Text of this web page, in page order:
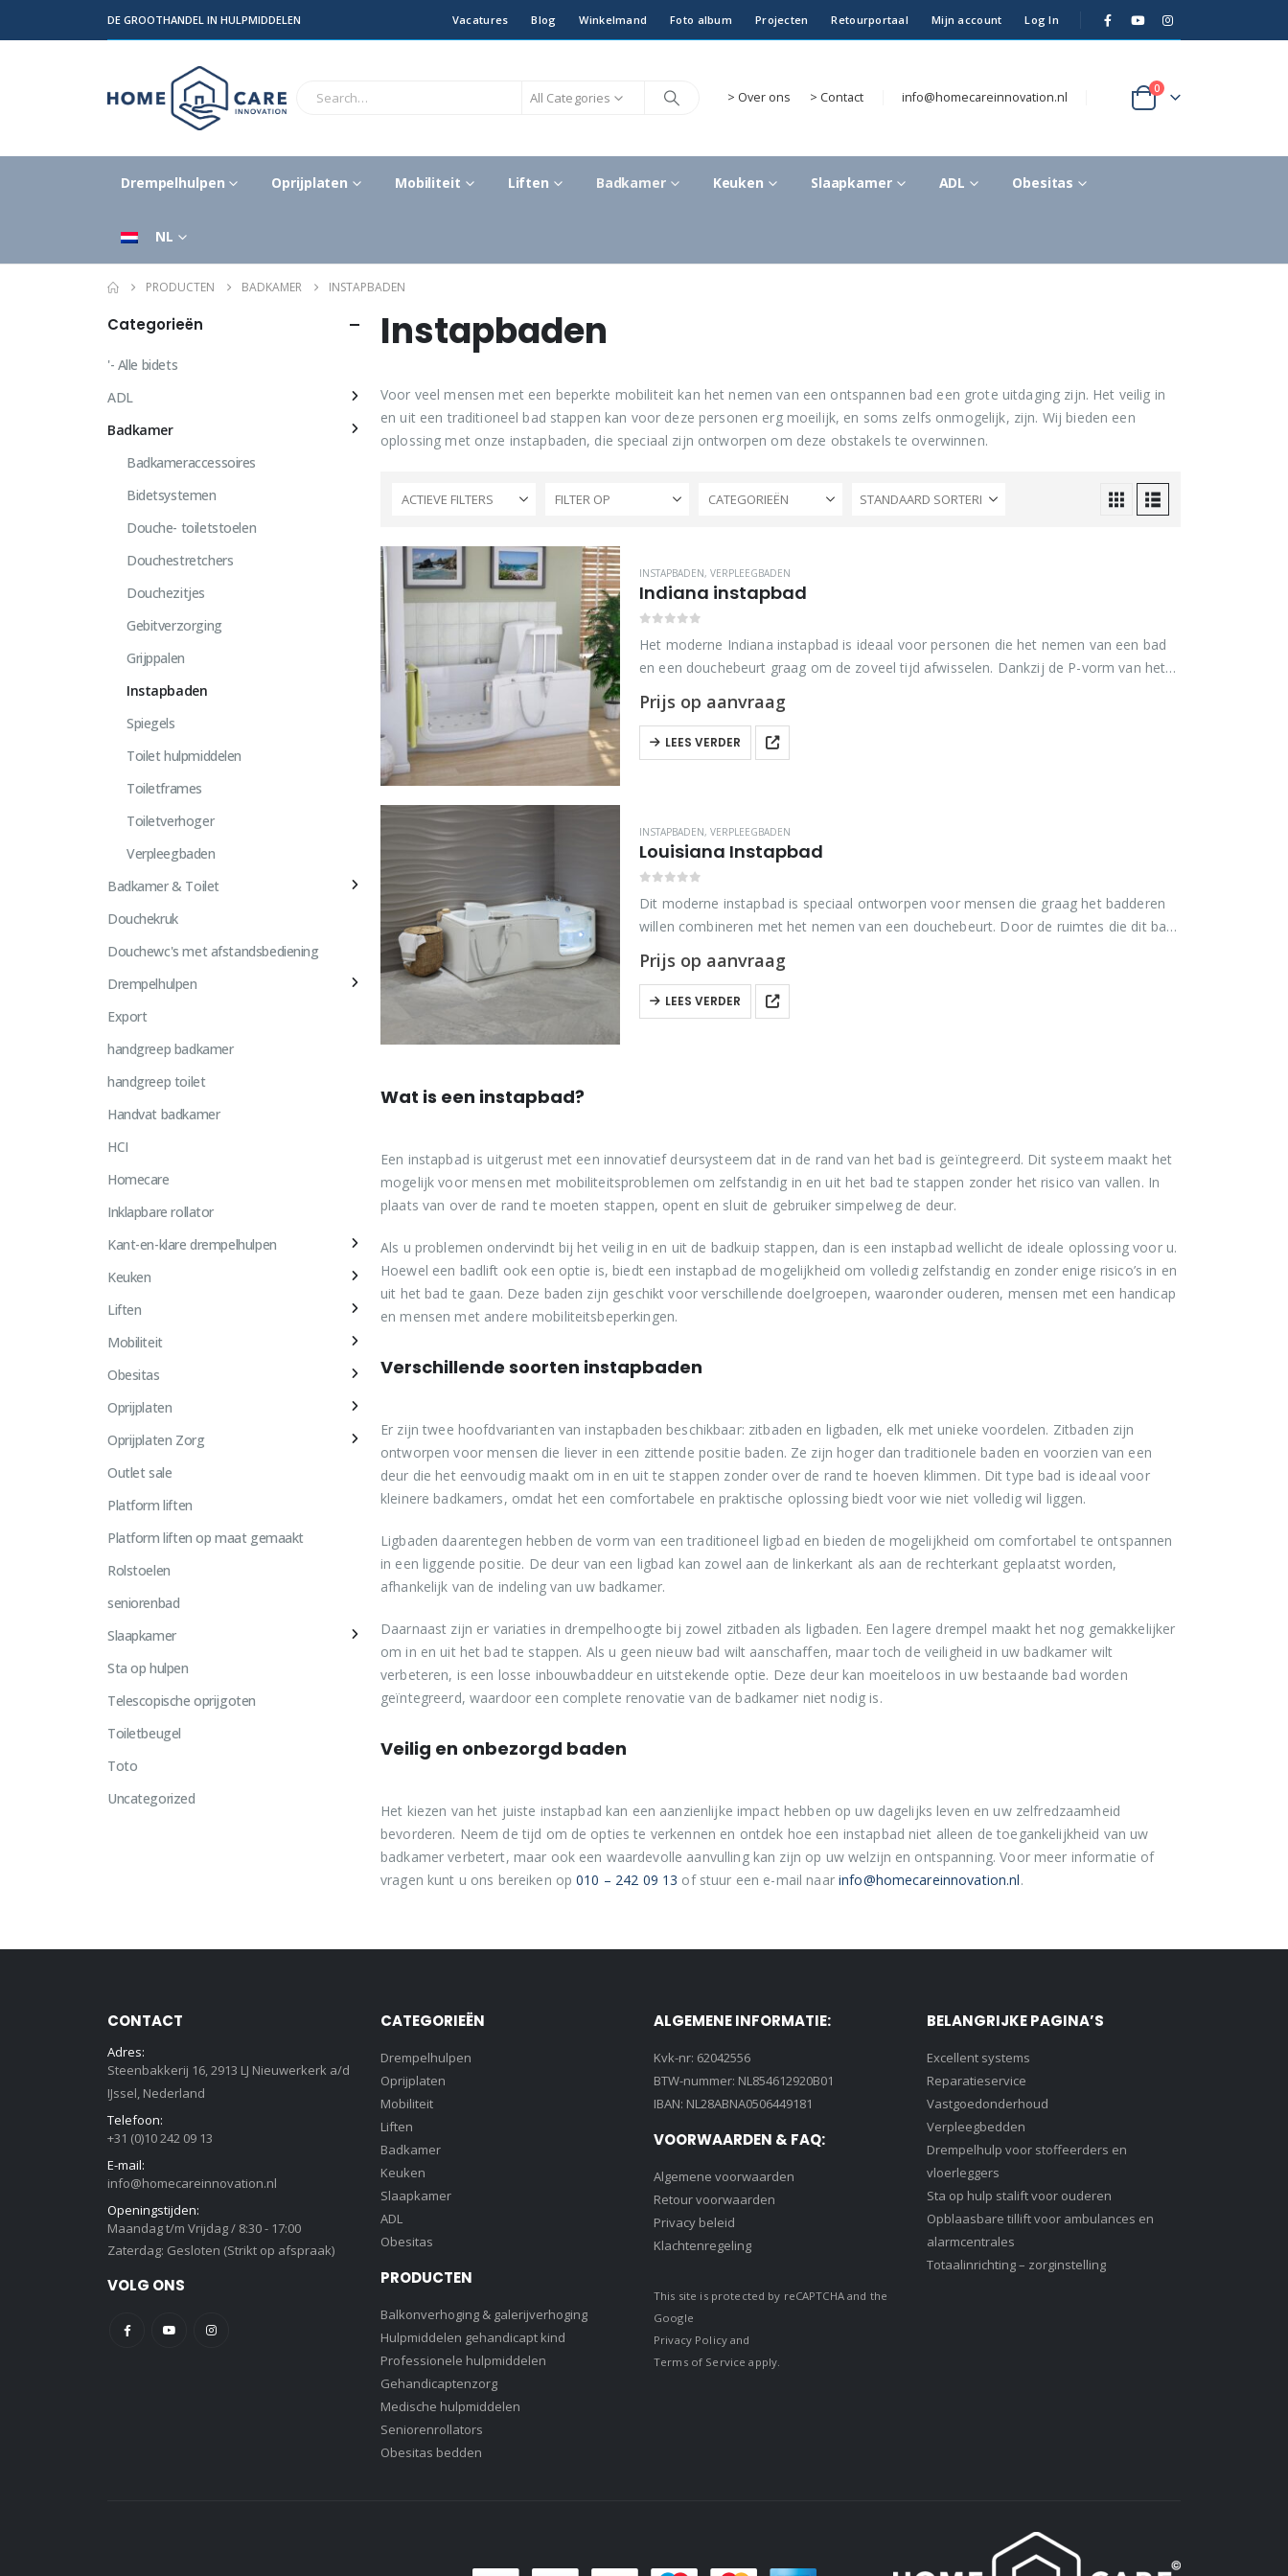
DE GROOTHANDEL IN HULPMIDDELEN Vacatures Blog Winkelmand Foto album Projecten Retourportaal Mijn account Log In
All Categories > Over ons > Contact info@homecareinnovation.nl
0
Drempelhulpen Oprijplaten Mobiliteit Liften Badkamer Keuken Slaapkamer ADL Obesitas
NL
PRODUCTEN BADKAMER INSTAPBADEN
Instapbaden
Voor veel mensen met een beperkte mobiliteit kan het nemen van een ontspannen bad een grote uitdaging zijn. Het veilig in
en uit een traditioneel bad stappen kan voor deze personen erg moeilijk, en soms zelfs onmogelijk, zijn. Wij bieden een
oplossing met onze instapbaden, die speciaal zijn ontworpen om deze obstakels te overwinnen.
ACTIEVE FILTERS FILTER OP CATEGORIEËN
INSTAPBADEN, VERPLEEGBADEN
Indiana instapbad
Het moderne Indiana instapbad is ideaal voor personen die het nemen van een bad
en een douchebeurt graag om de zoveel tijd afwisselen. Dankzij de P-vorm van het
Prijs op aanvraag
LEES VERDER
INSTAPBADEN, VERPLEEGBADEN
Louisiana Instapbad
Dit moderne instapbad is speciaal ontworpen voor mensen die graag het badderen
willen combineren met het nemen van een douchebeurt. Door de ruimtes die dit bad
Prijs op aanvraag
LEES VERDER
Wat is een instapbad?
Een instapbad is uitgerust met een innovatief deursysteem dat in de rand van het bad is geïntegreerd. Dit systeem maakt het
mogelijk voor mensen met mobiliteitsproblemen om zelfstandig in en uit het bad te stappen zonder het risico van vallen. In
plaats van over de rand te moeten stappen, opent en sluit de gebruiker simpelweg de deur.
Als u problemen ondervindt bij het veilig in en uit de badkuip stappen, dan is een instapbad wellicht de ideale oplossing voor u.
Hoewel een badlift ook een optie is, biedt een instapbad de mogelijkheid om volledig zelfstandig en zonder enige risico’s in en
uit het bad te gaan. Deze baden zijn geschikt voor verschillende doelgroepen, waaronder ouderen, mensen met een handicap
en mensen met andere mobiliteitsbeperkingen.
Verschillende soorten instapbaden
Er zijn twee hoofdvarianten van instapbaden beschikbaar: zitbaden en ligbaden, elk met unieke voordelen. Zitbaden zijn
ontworpen voor mensen die liever in een zittende positie baden. Ze zijn hoger dan traditionele baden en voorzien van een
deur die het eenvoudig maakt om in en uit te stappen zonder over de rand te hoeven klimmen. Dit type bad is ideaal voor
kleinere badkamers, omdat het een comfortabele en praktische oplossing biedt voor wie niet volledig wil liggen.
Ligbaden daarentegen hebben de vorm van een traditioneel ligbad en bieden de mogelijkheid om comfortabel te ontspannen
in een liggende positie. De deur van een ligbad kan zowel aan de linkerkant als aan de rechterkant geplaatst worden,
afhankelijk van de indeling van uw badkamer.
Daarnaast zijn er variaties in drempelhoogte bij zowel zitbaden als ligbaden. Een lagere drempel maakt het nog gemakkelijker
om in en uit het bad te stappen. Als u geen nieuw bad wilt aanschaffen, maar toch de veiligheid in uw badkamer wilt
verbeteren, is een losse inbouwbaddeur en uitstekende optie. Deze deur kan moeiteloos in uw bestaande bad worden
geïntegreerd, waardoor een complete renovatie van de badkamer niet nodig is.
Veilig en onbezorgd baden
Het kiezen van het juiste instapbad kan een aanzienlijke impact hebben op uw dagelijks leven en uw zelfredzaamheid
bevorderen. Neem de tijd om de opties te verkennen en ontdek hoe een instapbad niet alleen de toegankelijkheid van uw
badkamer verbetert, maar ook een waardevolle aanvulling kan zijn op uw welzijn en ontspanning. Voor meer informatie of
vragen kunt u ons bereiken op010 – 242 09 13 of stuur een e-mail naar info@homecareinnovation.nl.
Categorieën
'- Alle bidets
ADL
Badkamer
Badkameraccessoires
Bidetsystemen
Douche- toiletstoelen
Douchestretchers
Douchezitjes
Gebitverzorging
Grijppalen
Instapbaden
Spiegels
Toilet hulpmiddelen
Toiletframes
Toiletverhoger
Verpleegbaden
Badkamer & Toilet
Douchekruk
Douchewc's met afstandsbediening
Drempelhulpen
Export
handgreep badkamer
handgreep toilet
Handvat badkamer
HCI
Homecare
Inklapbare rollator
Kant-en-klare drempelhulpen
Keuken
Liften
Mobiliteit
Obesitas
Oprijplaten
Oprijplaten Zorg
Outlet sale
Platform liften
Platform liften op maat gemaakt
Rolstoelen
seniorenbad
Slaapkamer
Sta op hulpen
Telescopische oprijgoten
Toiletbeugel
Toto
Uncategorized
CONTACT
Adres:
Steenbakkerij 16, 2913 LJ Nieuwerkerk a/d
IJssel, Nederland
Telefoon:
+31 (0)10 242 09 13
E-mail:
info@homecareinnovation.nl
Openingstijden:
Maandag t/m Vrijdag / 8:30 - 17:00
Zaterdag: Gesloten (Strikt op afspraak)
VOLG ONS
CATEGORIEËN
Drempelhulpen
Oprijplaten
Mobiliteit
Liften
Badkamer
Keuken
Slaapkamer
ADL
Obesitas
PRODUCTEN
Balkonverhoging & galerijverhoging
Hulpmiddelen gehandicapt kind
Professionele hulpmiddelen
Gehandicaptenzorg
Medische hulpmiddelen
Seniorenrollators
Obesitas bedden
ALGEMENE INFORMATIE:
Kvk-nr: 62042556
BTW-nummer: NL854612920B01
IBAN: NL28ABNA0506449181
VOORWAARDEN & FAQ:
Algemene voorwaarden
Retour voorwaarden
Privacy beleid
Klachtenregeling
This site is protected by reCAPTCHA and the
Google
Privacy Policyand
Terms of Service apply.
BELANGRIJKE PAGINA’S
Excellent systems
Reparatieservice
Vastgoedonderhoud
Verpleegbedden
Drempelhulp voor stoffeerders en
vloerleggers
Sta op hulp stalift voor ouderen
Opblaasbare tillift voor ambulances en
alarmcentrales
Totaalinrichting – zorginstelling